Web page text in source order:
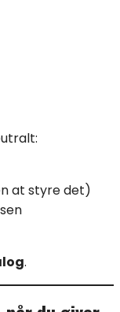
at styre det)
.